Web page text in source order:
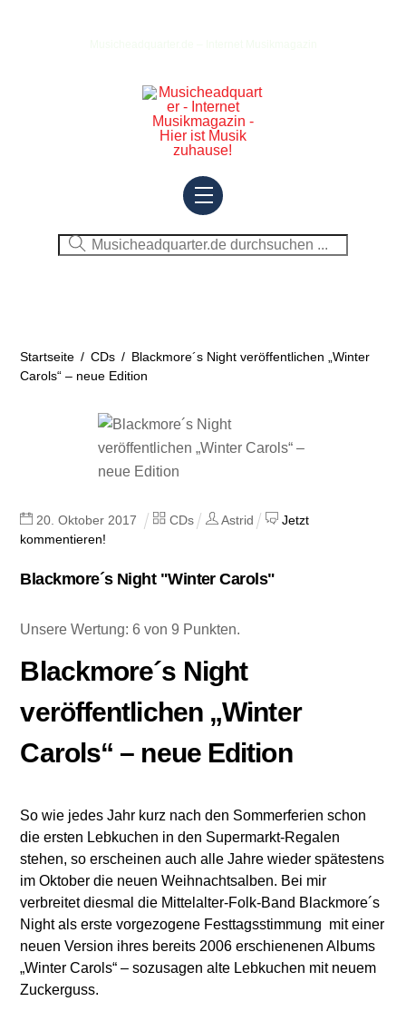
Menu
Startseite / CDs / Blackmore´s Night veröffentlichen „Winter
Carols“ – neue Edition
20 .Oktober 2017 CDs Astrid
Jetzt
kommentieren!
Blackmore´s Night "Winter Carols"
Unsere Wertung: 6 von 9 Punkten.
Blackmore´s Night
veröffentlichen „Winter
Carols“ – neue Edition
So wie jedes Jahr kurz nach den Sommerferien schon
die ersten Lebkuchen in den Supermarkt-Regalen
stehen, so erscheinen auch alle Jahre wieder spätestens
im Oktober die neuen Weihnachtsalben. Bei mir
verbreitet diesmal die Mittelalter-Folk-Band Blackmore´s
Night als erste vorgezogene Festtagsstimmung mit einer
neuen Version ihres bereits 2006 erschienenen Albums
„Winter Carols“ – sozusagen alte Lebkuchen mit neuem
Zuckerguss.